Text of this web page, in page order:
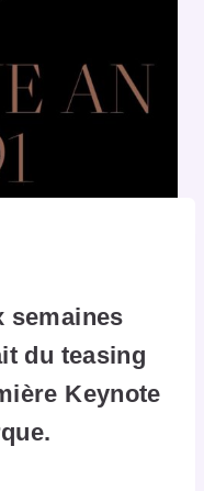
semaines
du teasing
Keynote